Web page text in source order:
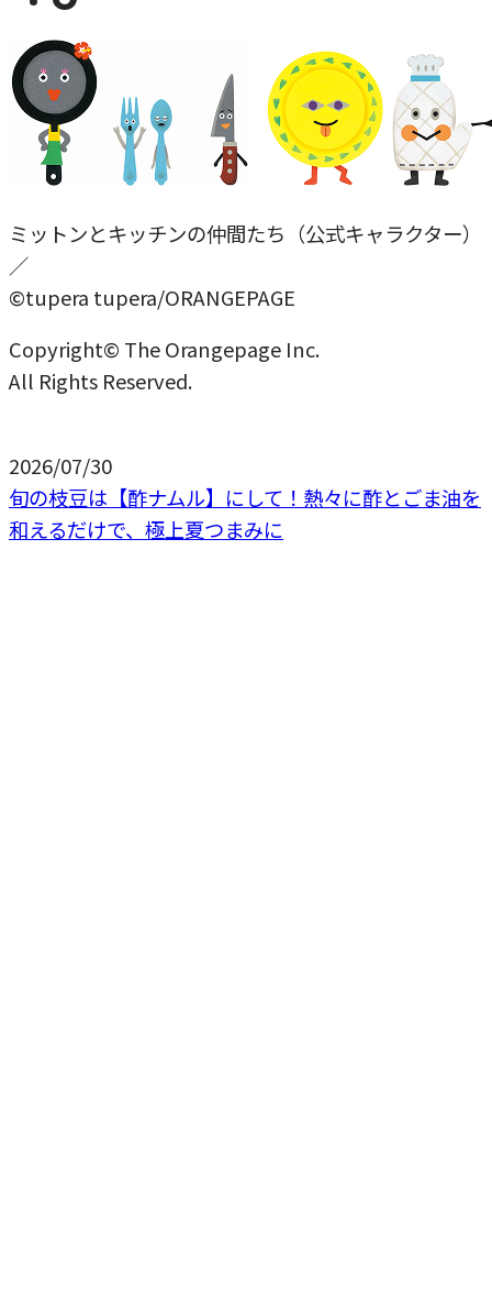
ミットンとキッチンの仲間たち（公式キャラクター）
／
©tupera tupera/ORANGEPAGE
Copyright© The Orangepage Inc.
All Rights Reserved.
2026/07/30
旬の枝豆は【酢ナムル】にして！熱々に酢とごま油を
和えるだけで、極上夏つまみに